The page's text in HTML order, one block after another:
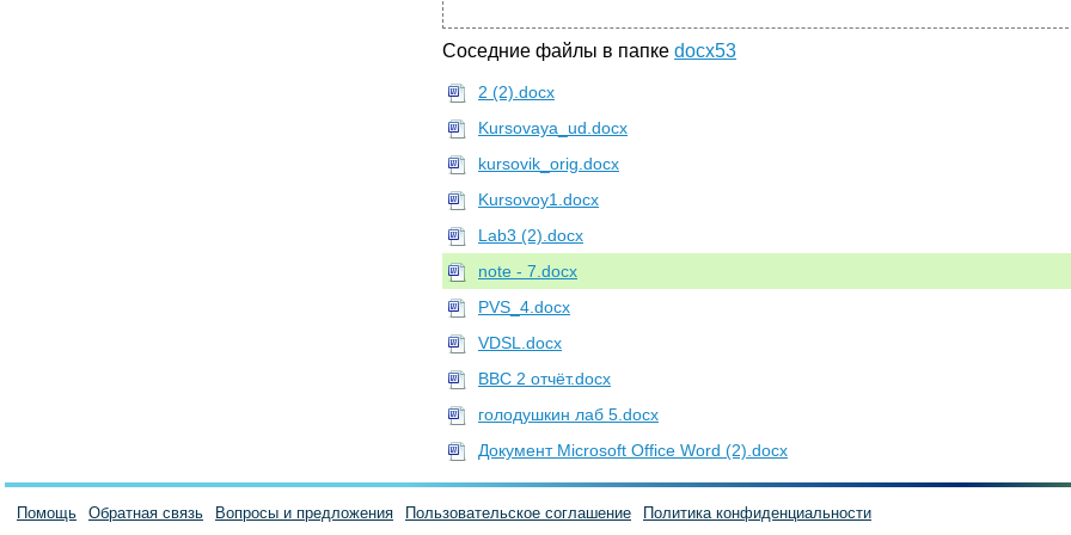
Соседние файлы в папке docx53
2 (2).docx
Kursovaya_ud.docx
kursovik_orig.docx
Kursovoy1.docx
Lab3 (2).docx
note - 7.docx
PVS_4.docx
VDSL.docx
ВВС 2 отчёт.docx
голодушкин лаб 5.docx
Документ Microsoft Office Word (2).docx
Помощь Обратная связь Вопросы и предложения Пользовательское соглашение Политика конфиденциальности